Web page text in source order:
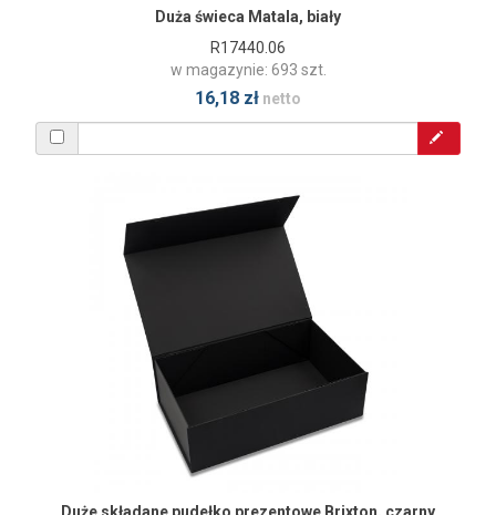
Duża świeca Matala, biały
R17440.06
w magazynie: 693 szt.
16,18 zł netto